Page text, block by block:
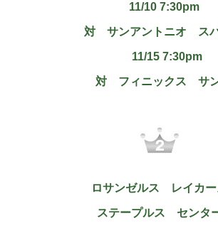
11/10 7:30pm
対 サンアントニオ ス
11/15 7:30pm
対 フィニックス サ
ロサンゼルス レイカ
ステープルス センタ